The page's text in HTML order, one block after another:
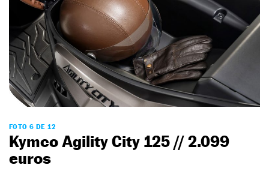
FOTO 6 DE 12
Kymco Agility City 125 // 2.099
euros